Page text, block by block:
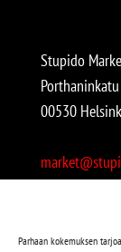
Parhaan kokemuksen
Stupido
00530
Avoinna: